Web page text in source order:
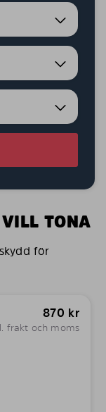
TONA
för
870 kr
frakt och moms